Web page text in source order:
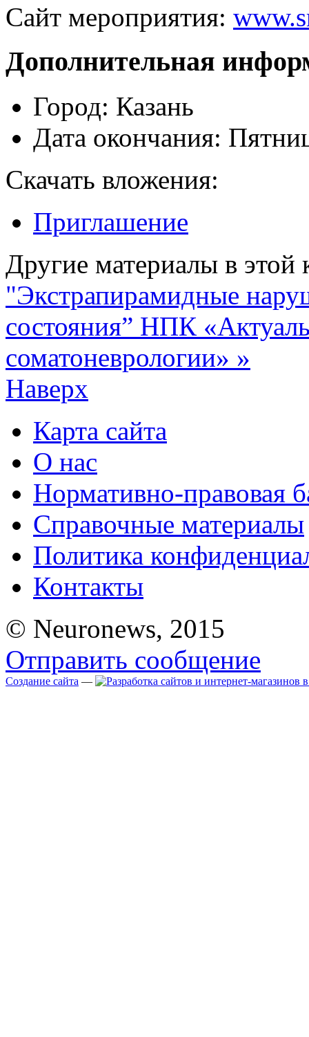
Сайт мероприятия:
Дополнительная
Город: Казань
Дата окончания:
Скачать вложения:
Приглашение
Другие материалы в этой
"Экстрапирамидные
состояния” НПК
соматоневрологии» »
Наверх
Карта сайта
О нас
Нормативно-правовая
Справочные материалы
Политика
Контакты
© Neuronews, 2015
Отправить сообщение
Создание сайта —